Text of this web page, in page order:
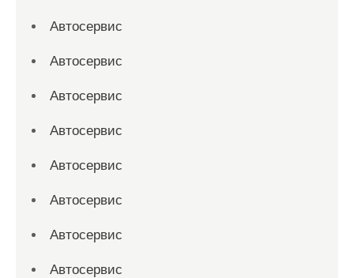
Автосервис
Автосервис
Автосервис
Автосервис
Автосервис
Автосервис
Автосервис
Автосервис